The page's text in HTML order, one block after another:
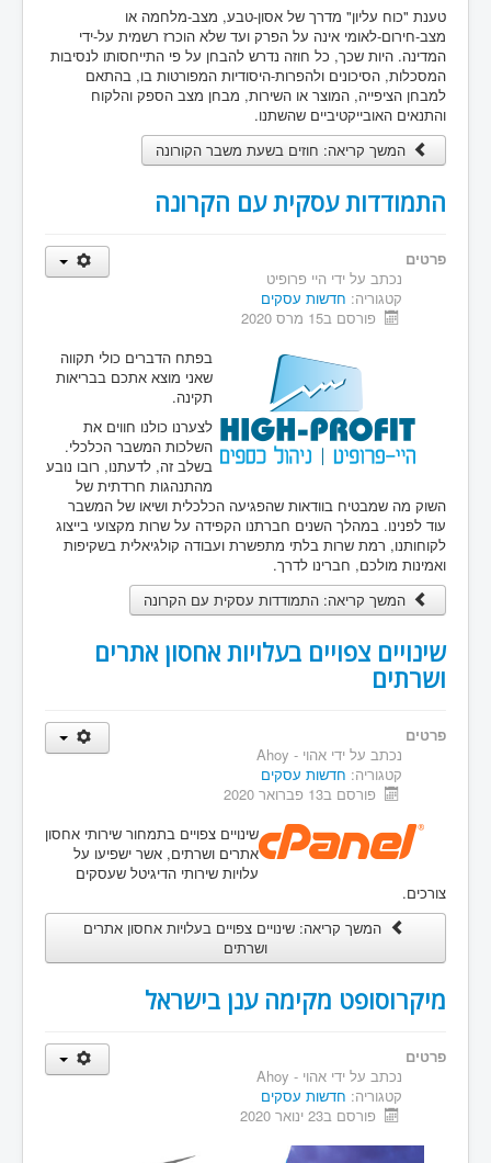
טענת "כוח עליון" מדרך של אסון-טבע, מצב-מלחמה או
מצב-חירום-לאומי אינה על הפרק ועד שלא הוכרז רשמית על-ידי
המדינה. היות שכך, כל חוזה נדרש להבחן על פי התייחסותו לנסיבות
המסכלות, הסיכונים ולהפרות-היסודיות המפורטות בו, בהתאם
למבחן הציפייה, המוצר או השירות, מבחן מצב הספק והלקוח
והתנאים האובייקטיביים שהשתנו.
המשך קריאה: חוזים בשעת משבר הקורונה
התמודדות עסקית עם הקרונה
פרטים
נכתב על ידי היי פרופיט
קטגוריה: חדשות עסקים
פורסם ב15 מרס 2020
בפתח הדברים כולי תקווה
שאני מוצא אתכם בבריאות
תקינה.
לצערנו כולנו חווים את
השלכות המשבר הכלכלי.
בשלב זה, לדעתנו, רובו נובע
מהתנהגות חרדתית של
השוק מה שמבטיח בוודאות שהפגיעה הכלכלית ושיאו של המשבר
עוד לפנינו. במהלך השנים חברתנו הקפידה על שרות מקצועי בייצוג
לקוחותנו, רמת שרות בלתי מתפשרת ועבודה קולגיאלית בשקיפות
ואמינות מולכם, חברינו לדרך.
המשך קריאה: התמודדות עסקית עם הקרונה
שינויים צפויים בעלויות אחסון אתרים
ושרתים
פרטים
נכתב על ידי אהוי - Ahoy
קטגוריה: חדשות עסקים
פורסם ב13 פברואר 2020
שינויים צפויים בתמחור שירותי אחסון
אתרים ושרתים, אשר ישפיעו על
עלויות שירותי הדיגיטל שעסקים
צורכים.
המשך קריאה: שינויים צפויים בעלויות אחסון אתרים
ושרתים
מיקרוסופט מקימה ענן בישראל
פרטים
נכתב על ידי אהוי - Ahoy
קטגוריה: חדשות עסקים
פורסם ב23 ינואר 2020